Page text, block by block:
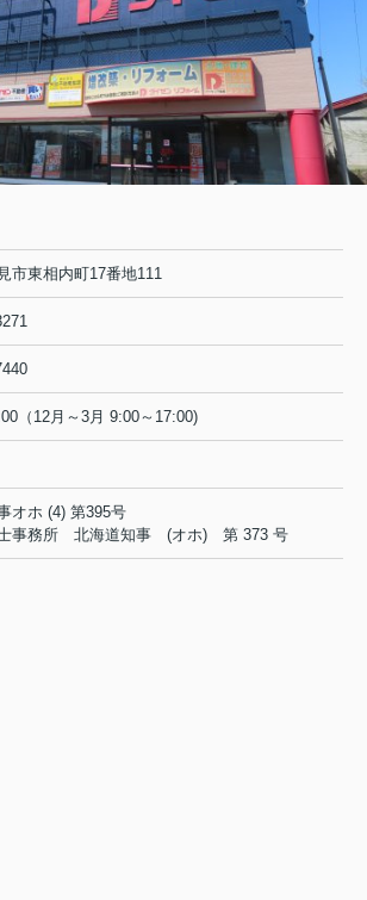
市東相内町17番地111
（12月～3月 9:00～17:00)
オホ (4) 第395号
事務所 北海道知事 (オホ) 第 373 号